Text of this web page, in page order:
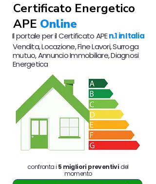
Certificato Energetico
APE Online
Il portale per il Certificato APEn.1 in Italia
Vendita, Locazione, Fine Lavori, Surroga
mutuo, Annuncio Immobiliare, Diagnosi
Energetica
confronta i 5 migliori preventividel
momento